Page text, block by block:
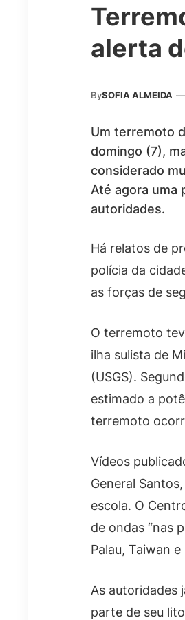
alerta
BySOFIA ALMEIDA —
Um terremoto
domingo (7),
considerado
Até agora uma
autoridades.
Há relatos de
polícia da
as forças de
O terremoto
ilha sulista de
(USGS).
estimado a
terremoto
Vídeos
General
escola. O
de ondas “nas
Palau, Taiwan
As autoridades
parte de seu